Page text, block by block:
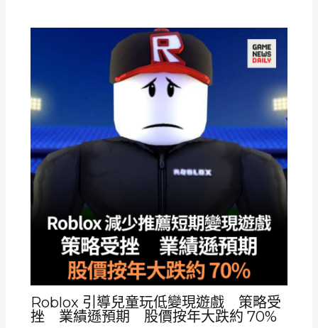
Roblox 引導兒童玩低變現遊戲 策略受
挫 業績遜預期 股價按年大跌約 70%